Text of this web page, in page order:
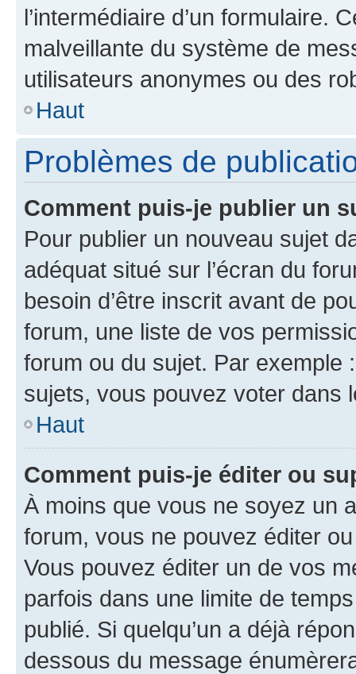
l’intermédiaire d’un formulaire.
malveillante du système de
utilisateurs anonymes ou des
Haut
Problèmes de
Comment puis-je publier un
Pour publier un nouveau sujet
adéquat situé sur l’écran du
besoin d’être inscrit avant de
forum, une liste de vos
forum ou du sujet. Par exemple
sujets, vous pouvez voter dans
Haut
Comment puis-je éditer ou
À moins que vous ne soyez un
forum, vous ne pouvez éditer
Vous pouvez éditer un de vos
parfois dans une limite de
publié. Si quelqu’un a déjà
dessous du message